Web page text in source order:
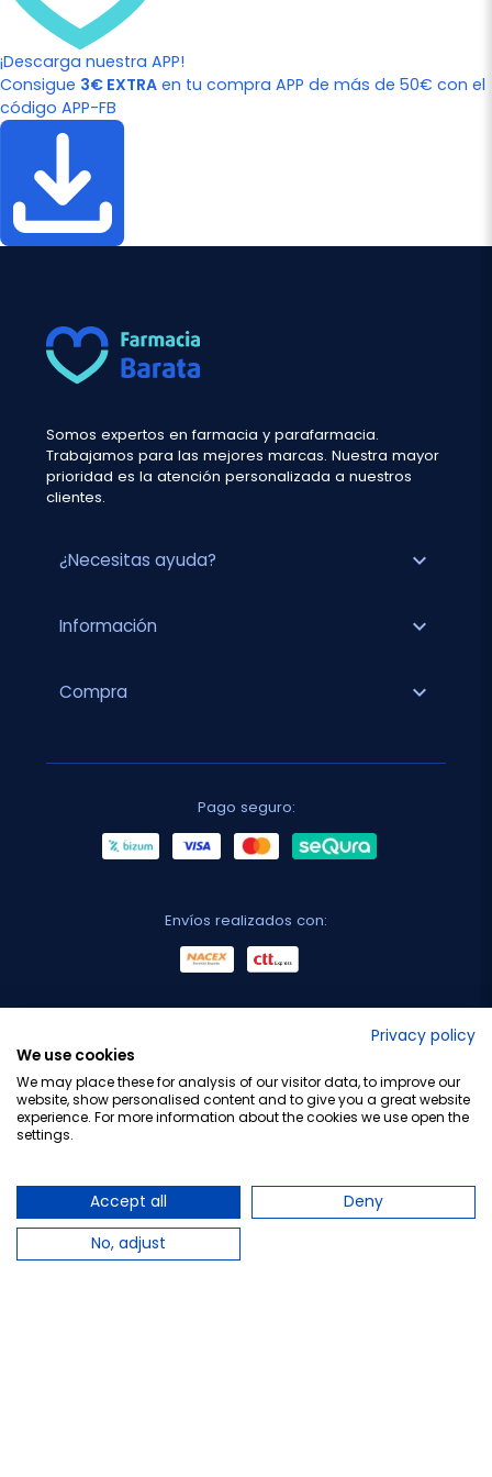
¡Descarga nuestra APP!
Consigue 3€ EXTRA en tu compra APP de más de 50€ con el
código APP-FB
Somos expertos en farmacia y parafarmacia.
Trabajamos para las mejores marcas. Nuestra mayor
prioridad es la atención personalizada a nuestros
clientes.
¿Necesitas ayuda? expand_more
Información expand_more
Compra expand_more
Pago seguro:
Envíos realizados con:
Privacy policy
We use cookies
We may place these for analysis of our visitor data, to improve our
website, show personalised content and to give you a great website
experience. For more information about the cookies we use open the
settings.
Accept all
Deny
No, adjust